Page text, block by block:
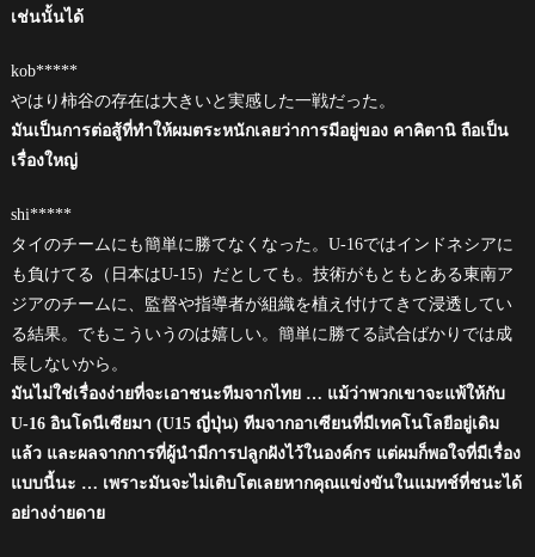
เช่นนั้นได้
kob*****
やはり柿谷の存在は大きいと実感した一戦だった。
มันเป็นการต่อสู้ที่ทำให้ผมตระหนักเลยว่าการมีอยู่ของ คาคิตานิ ถือเป็น
เรื่องใหญ่
shi*****
タイのチームにも簡単に勝てなくなった。U-16ではインドネシアに
も負けてる（日本はU-15）だとしても。技術がもともとある東南ア
ジアのチームに、監督や指導者が組織を植え付けてきて浸透してい
る結果。でもこういうのは嬉しい。簡単に勝てる試合ばかりでは成
長しないから。
มันไม่ใช่เรื่องง่ายที่จะเอาชนะทีมจากไทย … แม้ว่าพวกเขาจะแพ้ให้กับ
U-16 อินโดนีเซียมา (U15 ญี่ปุ่น) ทีมจากอาเซียนที่มีเทคโนโลยีอยู่เดิม
แล้ว และผลจากการที่ผู้นำมีการปลูกฝังไว้ในองค์กร แต่ผมก็พอใจที่มีเรื่อง
แบบนี้นะ … เพราะมันจะไม่เติบโตเลยหากคุณแข่งขันในแมทช์ที่ชนะได้
อย่างง่ายดาย